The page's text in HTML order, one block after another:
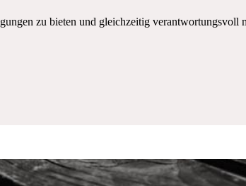
zu bieten und gleichzeitig verantwortungsvoll